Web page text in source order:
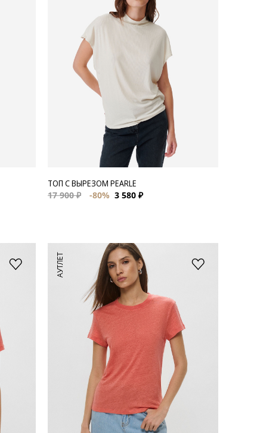
ТОП С ВЫРЕЗОМ PEARLE
17 900 ₽
-80% 3 580 ₽
АУТЛЕТ